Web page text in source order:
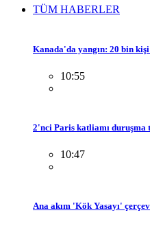
TÜM HABERLER
Kanada'da yangın: 20 bin
10:55
2'nci Paris katliamı
10:47
Ana akım 'Kök Yasayı'